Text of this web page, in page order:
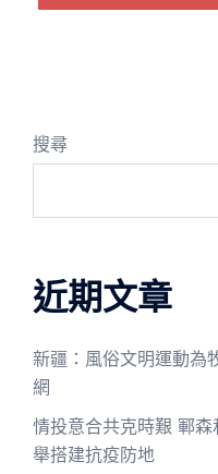
搜尋
近期文章
新疆：風俗文明運動為
網
情投意合共克時艱 鄆
舉搭建抗疫防地